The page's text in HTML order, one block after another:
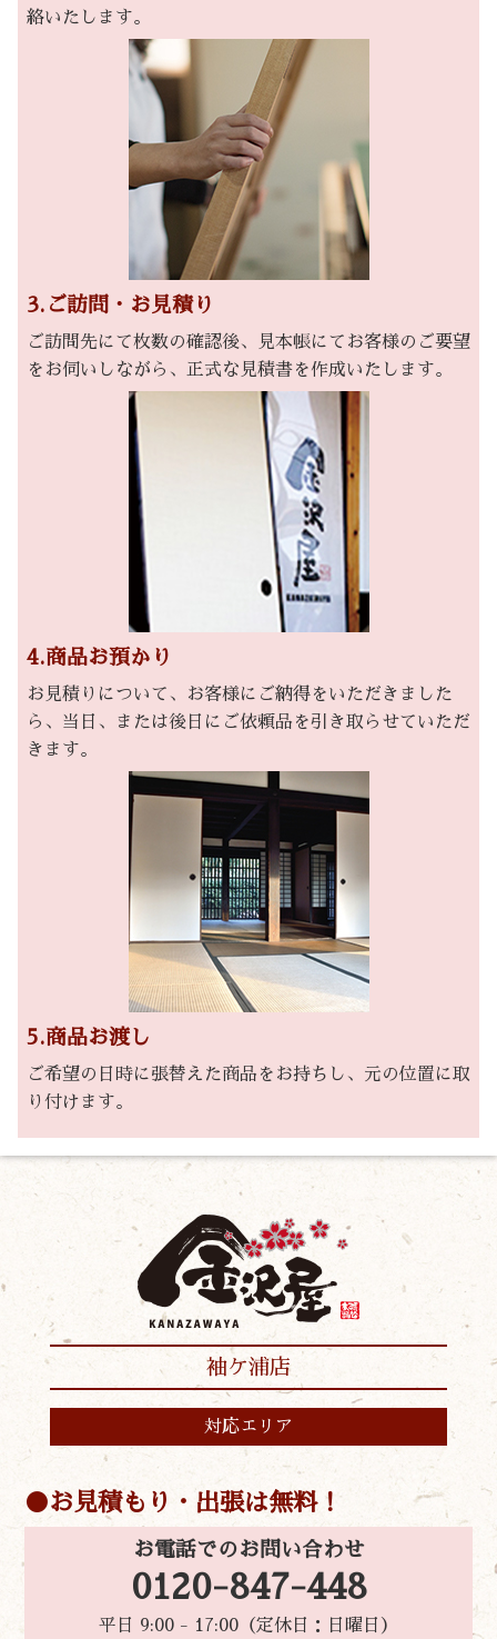
絡いたします。
3.ご訪問・お見積り
ご訪問先にて枚数の確認後、見本帳にてお客様のご要望
をお伺いしながら、正式な見積書を作成いたします。
4.商品お預かり
お見積りについて、お客様にご納得をいただきました
ら、当日、または後日にご依頼品を引き取らせていただ
きます。
5.商品お渡し
ご希望の日時に張替えた商品をお持ちし、元の位置に取
り付けます。
袖ケ浦店
対応エリア
お見積もり・出張は無料！
お電話でのお問い合わせ
0120-847-448
平日 9:00 - 17:00（定休日：日曜日）